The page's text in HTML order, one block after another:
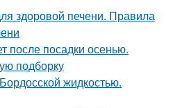
здоровой печени. Правила
после посадки осенью.
подборку
жидкостью.